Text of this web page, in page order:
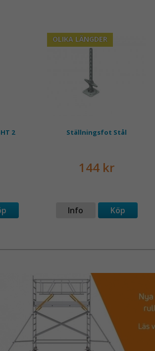
2
OLIKA LÄNGDER
Ställningsfot Stål
144 kr
Info Köp